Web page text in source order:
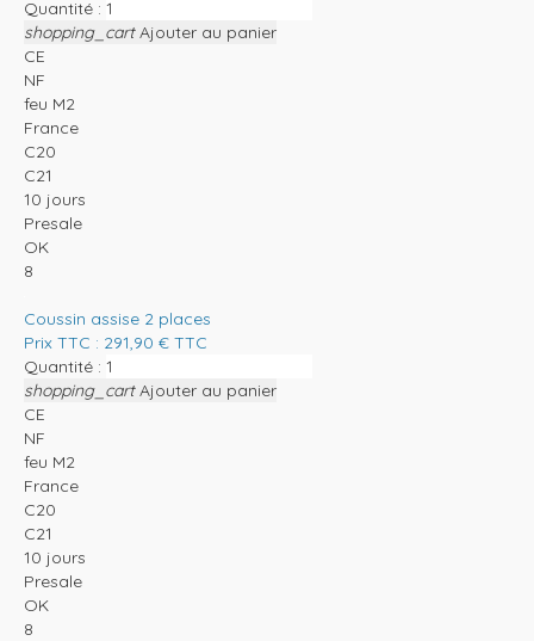
Quantité :
shopping_cart Ajouter au panier
CE
NF
feu M2
France
C20
C21
10 jours
Presale
OK
8
Coussin assise 2 places
Prix TTC : 291,90 € TTC
Quantité :
shopping_cart Ajouter au panier
CE
NF
feu M2
France
C20
C21
10 jours
Presale
OK
8